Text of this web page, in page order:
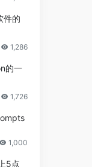
件的
1,286
的一
1,726
1,000
5点